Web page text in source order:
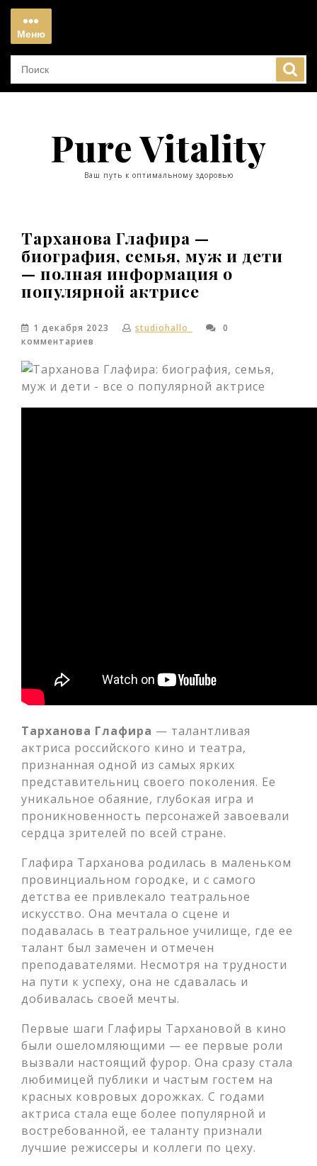
Перейти
содержимому
Меню
Меню
Pure Vitality
Ваш путь к оптимальному здоровью
Тарханова Глафира —
биография, семья, муж и дети
— полная информация о
популярной актрисе
1 декабря 2023 studiohallo_
0
комментариев
Тарханова Глафира — талантливая
актриса российского кино и театра,
признанная одной из самых ярких
представительниц своего поколения. Ее
уникальное обаяние, глубокая игра и
проникновенность персонажей завоевали
сердца зрителей по всей стране.
Глафира Тарханова родилась в маленьком
провинциальном городке, и с самого
детства ее привлекало театральное
искусство. Она мечтала о сцене и
подавалась в театральное училище, где ее
талант был замечен и отмечен
преподавателями. Несмотря на трудности
на пути к успеху, она не сдавалась и
добивалась своей мечты.
Первые шаги Глафиры Тархановой в кино
были ошеломляющими — ее первые роли
вызвали настоящий фурор. Она сразу стала
любимицей публики и частым гостем на
красных ковровых дорожках. С годами
актриса стала еще более популярной и
востребованной, ее таланту признали
лучшие режиссеры и коллеги по цеху.